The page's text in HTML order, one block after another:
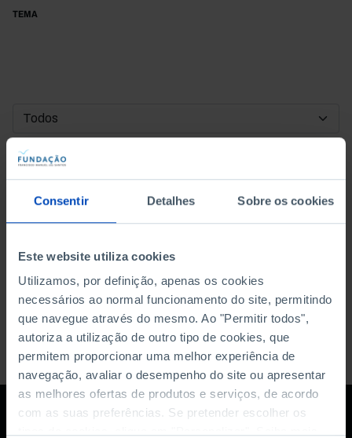
Consentir Detalhes Sobre os cookies
Este website utiliza cookies
Utilizamos, por definição, apenas os cookies
necessários ao normal funcionamento do site, permitindo
que navegue através do mesmo. Ao "Permitir todos",
autoriza a utilização de outro tipo de cookies, que
permitem proporcionar uma melhor experiência de
navegação, avaliar o desempenho do site ou apresentar
as melhores ofertas de produtos e serviços, de acordo
com as suas preferências. Se pretender escolher os
TEMA
DATA DE INÍCIO
DATA DE FIM